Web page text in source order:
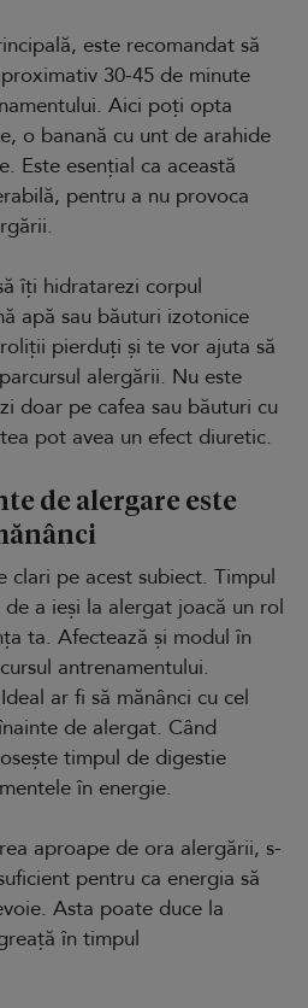
este recomandat să
30-45 de minute
Aici poți opta
o banană cu unt de arahide
Este esențial ca această
pentru a nu provoca
îți hidratarezi corpul
apă sau băuturi izotonice
pierduți și te vor ajuta să
alergării. Nu este
doar pe cafea sau băuturi cu
pot avea un efect diuretic.
de alergare este
pe acest subiect. Timpul
a ieși la alergat joacă un rol
ta. Afectează și modul în
antrenamentului.
ar fi să mănânci cu cel
de alergat. Când
timpul de digestie
în energie.
aproape de ora alergării, s-
pentru ca energia să
Asta poate duce la
în timpul